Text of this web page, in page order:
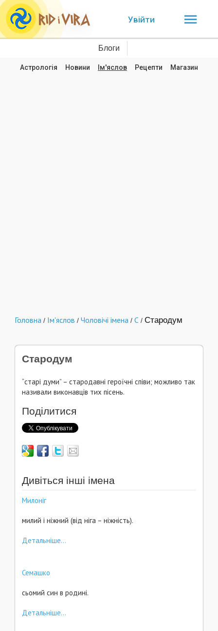
Увійти
Блоги
Астрологія Новини Ім'яслов Рецепти Магазин
Головна / Ім'яслов / Чоловічі імена / С / Стародум
Стародум
“старі думи” – стародавні героїчні співи; можливо так
називали виконавців тих пісень.
Поділитися
Дивіться інші імена
Милоніг
милий і ніжний (від ніга – ніжність).
Детальніше...
Семашко
сьомий син в родині.
Детальніше...